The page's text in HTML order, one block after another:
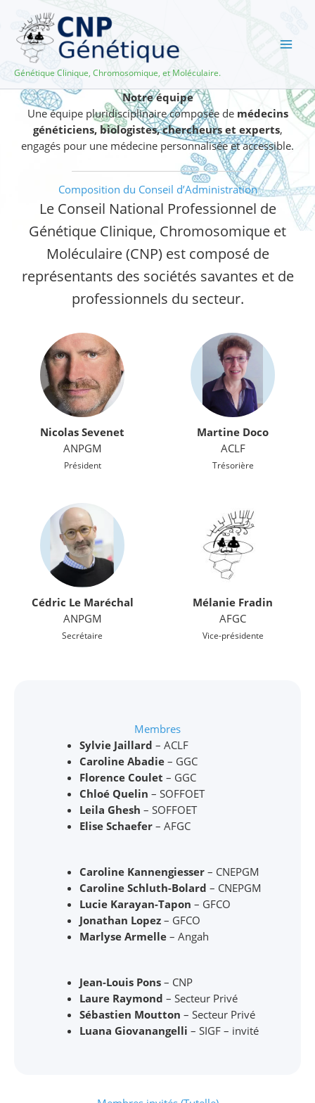
contenu
Génétique Clinique, Chromosomique, et Moléculaire.
Notre équipe
Une équipe pluridisciplinaire composée de médecins
généticiens, biologistes, chercheurs et experts,
engagés pour une médecine personnalisée et accessible.
Composition du Conseil d’Administration
Le Conseil National Professionnel de
Génétique Clinique, Chromosomique et
Moléculaire (CNP) est composé de
représentants des sociétés savantes et de
professionnels du secteur.
Nicolas Sevenet
ANPGM
Président
Martine Doco
ACLF
Trésorière
Cédric Le Maréchal
ANPGM
Secrétaire
Mélanie Fradin
AFGC
Vice-présidente
Membres
Sylvie Jaillard – ACLF
Caroline Abadie– GGC
Florence Coulet – GGC
Chloé Quelin – SOFFOET
Leila Ghesh – SOFFOET
Elise Schaefer– AFGC
Caroline Kannengiesser– CNEPGM
Caroline Schluth-Bolard – CNEPGM
Lucie Karayan-Tapon – GFCO
Jonathan Lopez– GFCO
Marlyse Armelle– Angah
Jean-Louis Pons– CNP
Laure Raymond – Secteur Privé
Sébastien Moutton – Secteur Privé
Luana Giovanangelli – SIGF – invité